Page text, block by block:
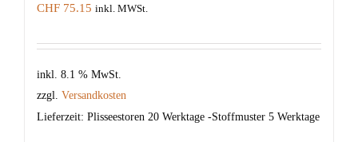
CHF 75.15 inkl. MWSt.
inkl. 8.1 % MwSt.
zzgl. Versandkosten
Lieferzeit: Plisseestoren 20 Werktage -Stoffmuster 5 Werktage